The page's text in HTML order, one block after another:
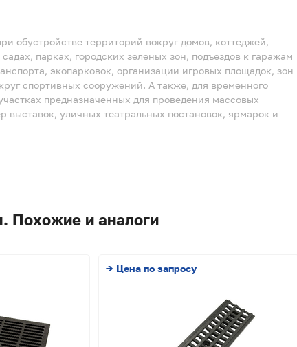
обустройстве территорий вокруг домов, коттеджей,
парках, городских зеленых зон, подъездов к гаражам
экопарковок, организации игровых площадок, зон
спортивных сооружений. А также, для временного
предназначенных для проведения массовых
выставок, уличных театральных постановок, ярмарок и
Похожие и аналоги
→ Цена по запросу